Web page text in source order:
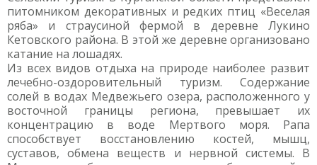
питомником декоративных и редких птиц «Веселая
ряба» и страусиной фермой в деревне Лукино
Кетовского района. В этой же деревне организовано
катание на лошадях.
Из всех видов отдыха на природе наиболее развит
лечебно-оздоровительный туризм. Содержание
солей в водах Медвежьего озера, расположенного у
восточной границы региона, превышает их
концентрацию в воде Мертвого моря. Рапа
способствует восстановлению костей, мышц,
суставов, обмена веществ и нервной системы. В